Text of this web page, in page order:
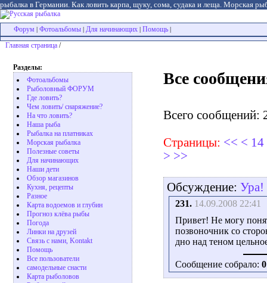
рыбалка в Германии. Как ловить карпа, щуку, сома, судака и леща. Морская
Форум Фотоальбомы Для начинающих Помощь
Главная страница /
Разделы:
Фотоальбомы
Рыболовный ФОРУМ
Где ловить?
Чем ловить/ снаряжение?
На что ловить?
Наша рыба
Рыбалка на платниках
Морская рыбалка
Полезные советы
Для начинающих
Наши дети
Обзор магазинов
Кухня, рецепты
Разное
Карта водоемов и глубин
Прогноз клёва рыбы
Погода
Линки на друзей
Связь с нами, Kontakt
Помощь
Все пользователи
самодельные снасти
Карта рыболовов
Все
Всего сообщений:
Страницы: << < 14
> >>
Обсуждение: Ура!
231. 14.09.2008 22:41
Привет! Не могу
позвоночник со
дно над теном
Сообщение собрало: 0